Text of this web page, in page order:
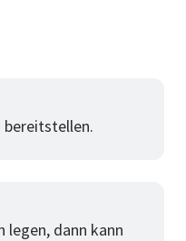
bereitstellen.
legen, dann kann